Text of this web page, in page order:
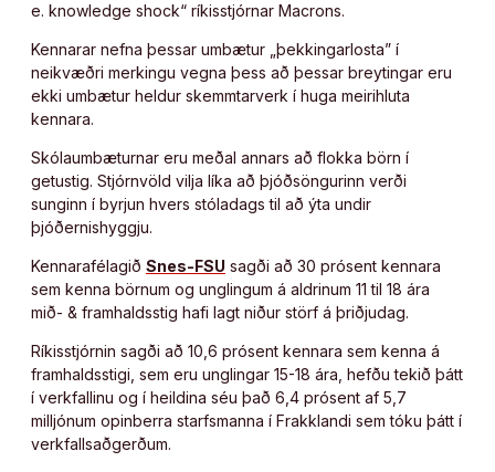
e. knowledge shock“ ríkisstjórnar Macrons.
Kennarar nefna þessar umbætur „þekkingarlosta” í
neikvæðri merkingu vegna þess að þessar breytingar eru
ekki umbætur heldur skemmtarverk í huga meirihluta
kennara.
Skólaumbæturnar eru meðal annars að flokka börn í
getustig. Stjórnvöld vilja líka að þjóðsöngurinn verði
sunginn í byrjun hvers stóladags til að ýta undir
þjóðernishyggju.
Kennarafélagið Snes-FSU sagði að 30 prósent kennara
sem kenna börnum og unglingum á aldrinum 11 til 18 ára
mið- & framhaldsstig hafi lagt niður störf á þriðjudag.
Ríkisstjórnin sagði að 10,6 prósent kennara sem kenna á
framhaldsstigi, sem eru unglingar 15-18 ára, hefðu tekið þátt
í verkfallinu og í heildina séu það 6,4 prósent af 5,7
milljónum opinberra starfsmanna í Frakklandi sem tóku þátt í
verkfallsaðgerðum.